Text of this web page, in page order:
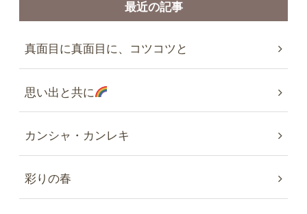
最近の記事
真面目に真面目に、コツコツと
思い出と共に
カンシャ・カンレキ
彩りの春